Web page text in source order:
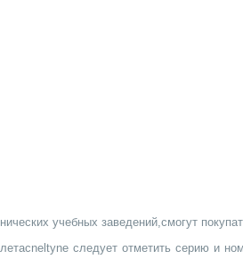
учебных заведений,смогут
следует отметить серию